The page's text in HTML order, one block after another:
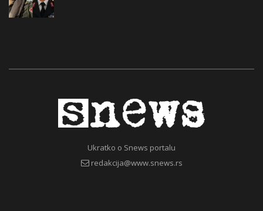
Ukratko o Snews portalu
redakcija@www.snews.rs